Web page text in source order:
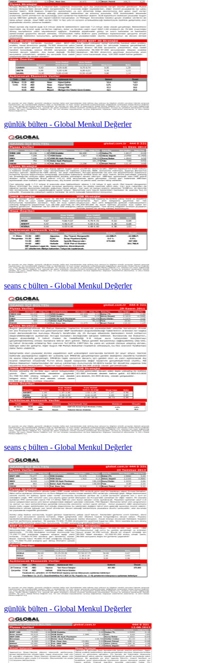
günlük bülten - Global Menkul Değerler
seans ç bülten - Global Menkul Değerler
seans ç bülten - Global Menkul Değerler
günlük bülten - Global Menkul Değerler